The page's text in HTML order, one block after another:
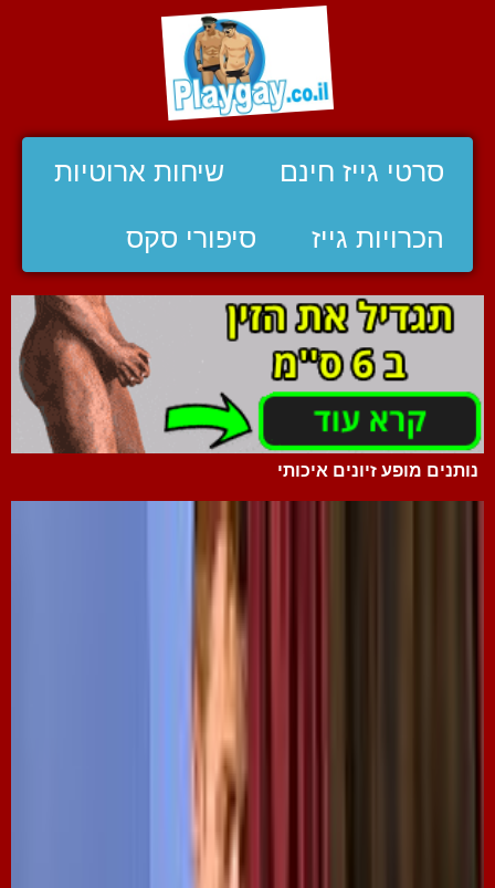
סרטי גייז חינם שיחות ארוטיות
הכרויות גייז סיפורי סקס
נותנים מופע זיונים איכותי